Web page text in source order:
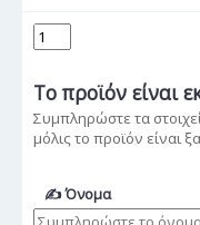
Το προϊόν είναι
Συμπληρώστε τα
μόλις το προϊόν είναι
✍ Όνομα